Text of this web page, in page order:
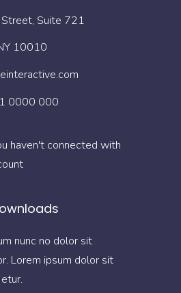
Suite 721
10010
0000 000
haven't connected with
nunc no dolor sit
Lorem ipsum dolor sit